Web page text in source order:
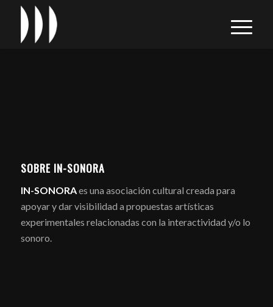
SOBRE IN-SONORA
IN-SONORAes una asociación cultural creada para
apoyar y dar visibilidad a propuestas artísticas
experimentales relacionadas con la interactividad y/o lo
sonoro.